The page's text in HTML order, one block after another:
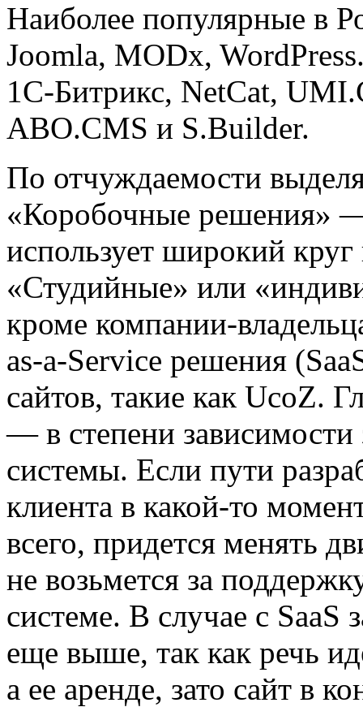
Наиболее популярные в
Joomla, MODx,
1С-Битрикс, NetCat,
ABO.CMS и S.Builder.
По отчуждаемости
«Коробочные решения»
использует широкий круг
«Студийные» или
кроме компании-
as-a-Service решения
сайтов, такие как UcoZ.
— в степени зависимости
системы. Если пути
клиента в какой-то
всего, придется менять
не возьмется за
системе. В случае с SaaS
еще выше, так как речь
а ее аренде, зато сайт в